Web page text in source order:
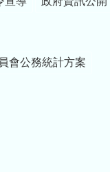
會公務統計方案